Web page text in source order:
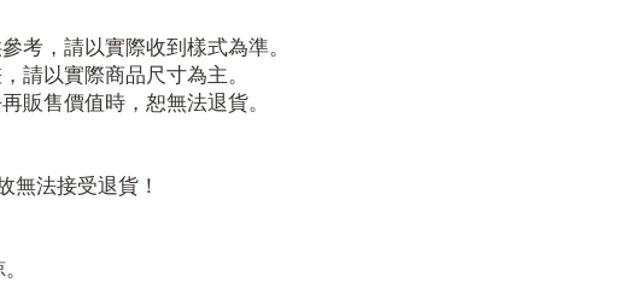
考，請以實際收到樣式為準。
請以實際商品尺寸為主。
販售價值時，恕無法退貨。
無法接受退貨！